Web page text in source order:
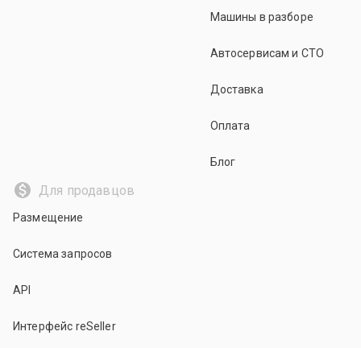
Машины в разборе
Автосервисам и СТО
Доставка
Оплата
Блог
Для продавцов
Размещение
Система запросов
API
Интерфейс reSeller